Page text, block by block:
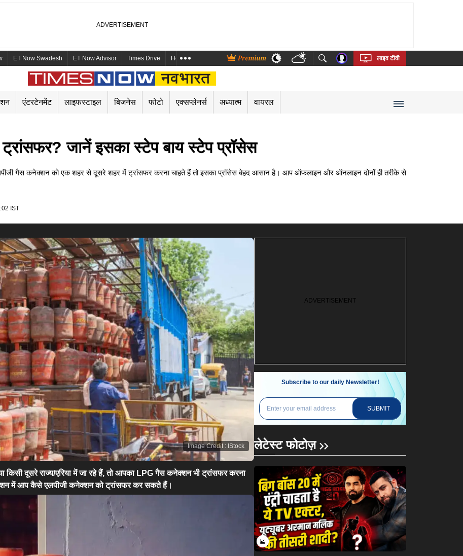
ET Now Swadesh ET Now Advisor Times Drive Health and Me Marathi Bengali Telugu Tamil Kannada Malayalam
लाइव टीवी
एंटरटेनमेंट लाइफस्टाइल बिजनेस फोटो एक्सप्लेनर्स अध्यात्म वायरल
जानें इसका स्टेप बाय स्टेप प्रॉसेस
गैस कनेक्शन को एक शहर से दूसरे शहर में ट्रांसफर करना चाहते हैं तो इसका प्रॉसेस बेहद आसान है। आप ऑफलाइन और ऑनलाइन दोनों ही तरीके से
IST
Image Credit: IStock
दूसरे राज्य/एरिया में जा रहे हैं, तो आपका LPG गैस कनेक्शन भी ट्रांसफर करना
में आप कैसे एलपीजी कनेक्शन को ट्रांसफर कर सकते हैं।
Subscribe to our daily Newsletter!
SUBMIT
लेटेस्ट फोटोज़